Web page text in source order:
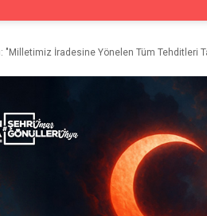
"Milletimiz İradesine Yönelen Tüm Tehditleri